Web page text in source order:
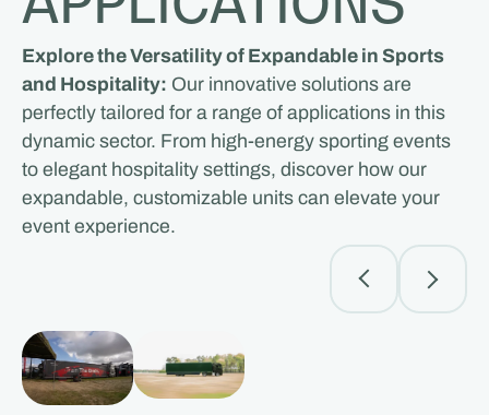
Explore the Versatility of Expandable in Sports
and Hospitality: Our innovative solutions are
perfectly tailored for a range of applications in this
dynamic sector. From high-energy sporting events
to elegant hospitality settings, discover how our
expandable, customizable units can elevate your
event experience.